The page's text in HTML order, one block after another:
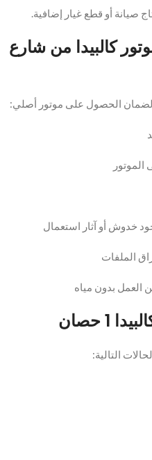
صيانة أو قطع غيار إضافية.
كالبيدا من شارع
لضمان الحصول على موتور أصلي:
خدوش أو آثار استعمال
الملفات
العمل بدون مياه
حصان